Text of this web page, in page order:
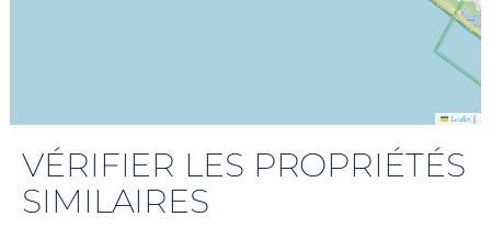
Leaflet |
VÉRIFIER LES PROPRIÉTÉS
SIMILAIRES